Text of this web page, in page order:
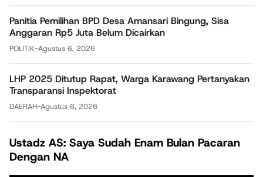
Panitia Pemilihan BPD Desa Amansari Bingung, Sisa
Anggaran Rp5 Juta Belum Dicairkan
POLITIK-Agustus 6, 2026
LHP 2025 Ditutup Rapat, Warga Karawang Pertanyakan
Transparansi Inspektorat
DAERAH-Agustus 6, 2026
Ustadz AS: Saya Sudah Enam Bulan Pacaran
Dengan NA